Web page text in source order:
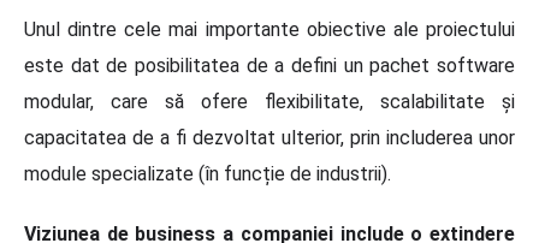
Unul dintre cele mai importante obiective ale proiectului
este dat de posibilitatea de a defini un pachet software
modular, care să ofere flexibilitate, scalabilitate și
capacitatea de a fi dezvoltat ulterior, prin includerea unor
module specializate (în funcție de industrii).
Viziunea de business a companiei include o extindere